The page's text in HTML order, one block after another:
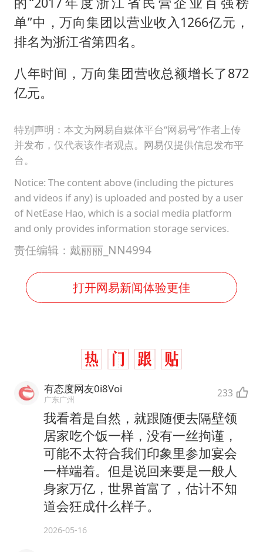
单”中，万向集团以营业收入1266亿元，
排名为浙江省第四名。
八年时间，万向集团营收总额增长了872
亿元。
特别声明：本文为网易自媒体平台“网易号”作者上传
并发布，仅代表该作者观点。网易仅提供信息发布平
台。
Notice: The content above (including the pictures
and videos if any) is uploaded and posted by a user
of NetEase Hao, which is a social media platform
and only provides information storage services.
责任编辑：戴丽丽_NN4994
打开网易新闻体验更佳
有态度网友0i8Voi
广东广州 233
我看着是自然，就跟随便去隔壁领
居家吃个饭一样，没有一丝拘谨，
可能不太符合我们印象里参加宴会
一样端着。但是说回来要是一般人
身家万亿，世界首富了，估计不知
道会狂成什么样子。
2026-05-16